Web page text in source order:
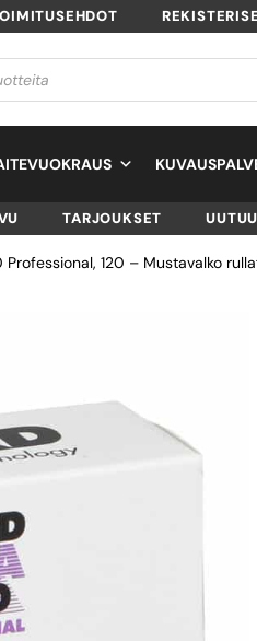
TARJOUKSET
120 – Mustavalko